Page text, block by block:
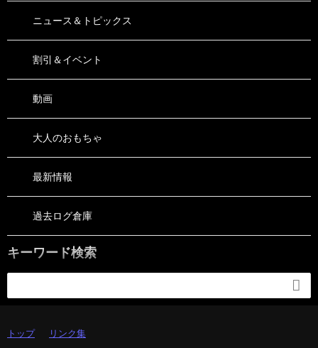
ニュース＆トピックス
割引＆イベント
動画
大人のおもちゃ
最新情報
過去ログ倉庫
キーワード検索

トップ リンク集